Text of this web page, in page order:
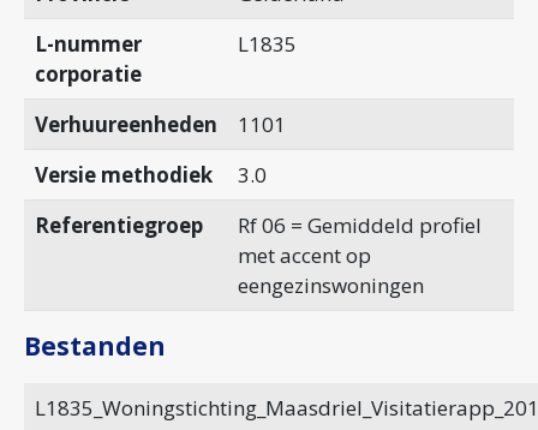
L-nummer
corporatie
L1835
Verhuureenheden
1101
Versie methodiek
3.0
Referentiegroep
Rf 06 = Gemiddeld profiel
met accent op
eengezinswoningen
Bestanden